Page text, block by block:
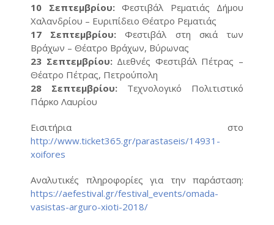
10 Σεπτεμβρίου:Φεστιβάλ Ρεματιάς Δήμου
Χαλανδρίου – Ευριπίδειο Θέατρο Ρεματιάς
17 Σεπτεμβρίου: Φεστιβάλ στη σκιά των
Βράχων – Θέατρο Βράχων, Βύρωνας
23 Σεπτεμβρίου: Διεθνές Φεστιβάλ Πέτρας –
Θέατρο Πέτρας, Πετρούπολη
28 Σεπτεμβρίου: Τεχνολογικό Πολιτιστικό
Πάρκο Λαυρίου
Εισιτήρια στο
http://www.ticket365.gr/parastaseis/14931-
xoifores
Αναλυτικές πληροφορίες για την παράσταση:
https://aefestival.gr/festival_events/omada-
vasistas-arguro-xioti-2018/